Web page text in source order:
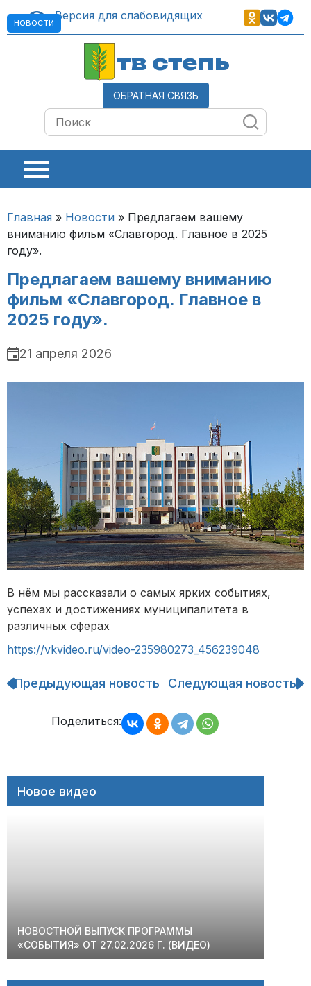
Версия для слабовидящих
тв степь
ОБРАТНАЯ СВЯЗЬ
Главная » Новости » Предлагаем вашему
вниманию фильм «Славгород. Главное в 2025
году».
Предлагаем вашему вниманию
фильм «Славгород. Главное в
2025 году».
НОВОСТИ
21 апреля 2026
В нём мы рассказали о самых ярких событиях,
успехах и достижениях муниципалитета в
различных сферах
https://vkvideo.ru/video-235980273_456239048
Навигация
записям
Предыдующая новость Следующая новость
Поделиться:
Новое видео
НОВОСТНОЙ ВЫПУСК ПРОГРАММЫ
«СОБЫТИЯ» ОТ 27.02.2026 Г. (ВИДЕО)